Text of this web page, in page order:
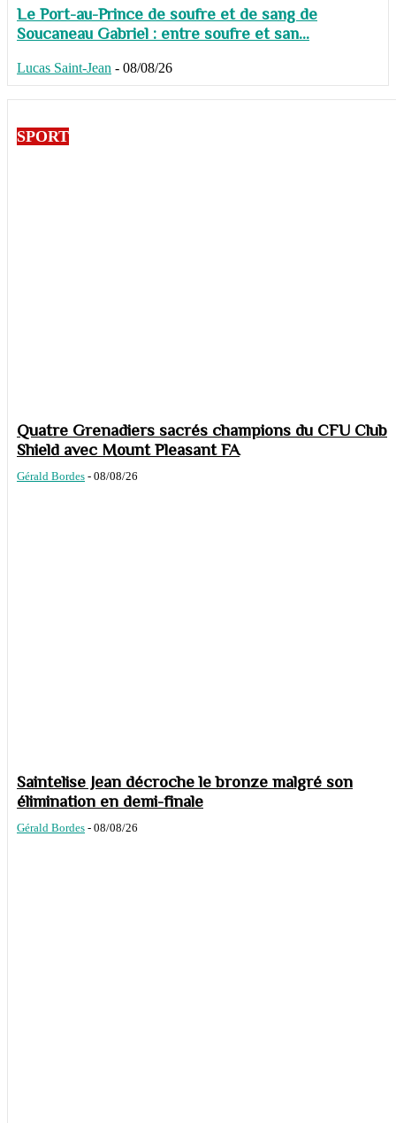
Le Port-au-Prince de soufre et de sang de
Soucaneau Gabriel : entre soufre et san...
Lucas Saint-Jean - 08/08/26
SPORT
Quatre Grenadiers sacrés champions du CFU Club
Shield avec Mount Pleasant FA
Gérald Bordes - 08/08/26
Saintelise Jean décroche le bronze malgré son
élimination en demi-finale
Gérald Bordes - 08/08/26